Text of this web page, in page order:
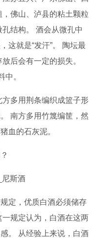
佛山、泸县的粘土颗粒
结构。 酒会从微孔中
这就是“发汗”。 陶坛最
后会有一定的损失。
中。
多用荆条编织成篮子形
南方多用竹篾编筐，然
血的石灰泥。
定，优质白酒必须储存
规定认为，白酒在这两
。 从经验上来说，白酒